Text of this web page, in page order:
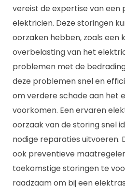
vereist de expertise van een
elektricien. Deze storingen
oorzaken hebben, zoals een
overbelasting van het
problemen met de
deze problemen snel en
om verdere schade aan het
voorkomen. Een ervaren
oorzaak van de storing snel
nodige reparaties uitvoeren.
ook preventieve
toekomstige storingen te
raadzaam om bij een